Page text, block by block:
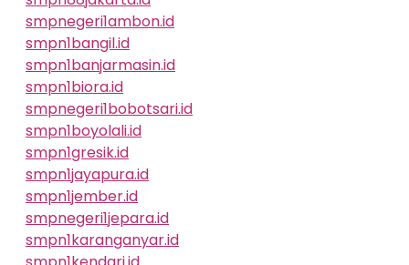
smpnegeri1ambon.id
smpn1bangil.id
smpn1banjarmasin.id
smpn1biora.id
smpnegeri1bobotsari.id
smpn1boyolali.id
smpn1gresik.id
smpn1jayapura.id
smpn1jember.id
smpnegeri1jepara.id
smpn1karanganyar.id